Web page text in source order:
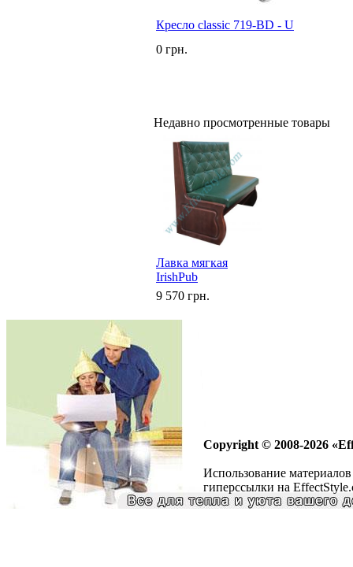
Кресло classic 719-BD - U
0 грн.
Недавно просмотренные товары
Лавка мягкая
IrishPub
9 570 грн.
Copyright © 2008-2026
Использование
гиперссылки на